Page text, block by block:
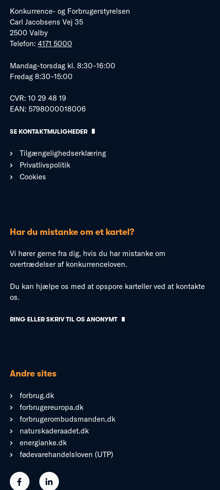
Konkurrence- og Forbrugerstyrelsen
Carl Jacobsens Vej 35
2500 Valby
Telefon: 4171 5000
Mandag–torsdag kl. 8:30–16:00
Fredag 8:30–15:00
CVR: 10 29 48 19
EAN: 5798000018006
SE KONTAKTMULIGHEDER
Tilgængelighedserklæring
Privatlivspolitik
Cookies
Har du mistanke om et kartel?
Vi hører gerne fra dig, hvis du har mistanke om
overtrædelser af konkurrenceloven.
Du kan hjælpe os med at opspore karteller ved at kontakte
os.
RING ELLER SKRIV TIL OS ANONYMT
Andre sites
forbrug.dk
forbrugereuropa.dk
forbrugerombudsmanden.dk
naturskaderaadet.dk
energianke.dk
fødevarehandelsloven (UTP)